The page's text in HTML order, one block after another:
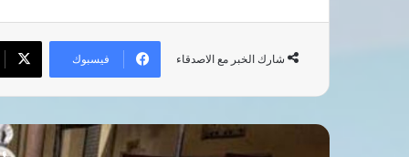
شارك الخبر مع الاصدقاء فيسبوك